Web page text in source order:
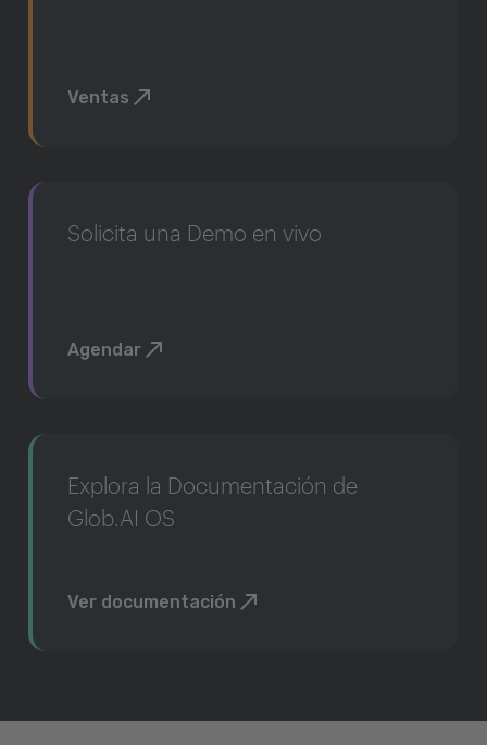
Ventas
Solicita una Demo en vivo
Agendar
Explora la Documentación de
Glob.AI OS
Ver documentación